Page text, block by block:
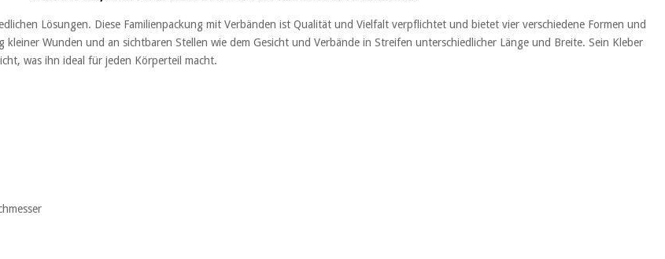
Lösungen. Diese Familienpackung mit Verbänden ist Qualität und Vielfalt verpflichtet und bietet vier verschiedene Formen und
Wunden und an sichtbaren Stellen wie dem Gesicht und Verbände in Streifen unterschiedlicher Länge und Breite. Sein Kleber
was ihn ideal für jeden Körperteil macht.